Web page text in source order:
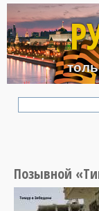
Позывной